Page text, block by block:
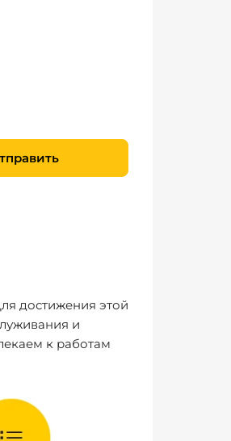
достижения этой
и
к работам